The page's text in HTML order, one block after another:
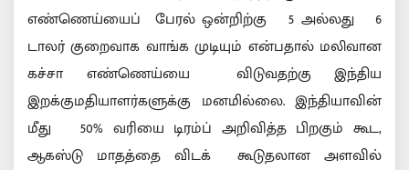
எண்ணெய்யைப் பேரல் ஒன்றிற்கு 5 அல்லது 6
டாலர் குறைவாக வாங்க முடியும் என்பதால் மலிவான
கச்சா எண்ணெய்யை விடுவதற்கு இந்திய
இறக்குமதியாளர்களுக்கு மனமில்லை. இந்தியாவின்
மீது 50% வரியை டிரம்ப் அறிவித்த பிறகும் கூட,
ஆகஸ்டு மாதத்தை விடக் கூடுதலான அளவில்